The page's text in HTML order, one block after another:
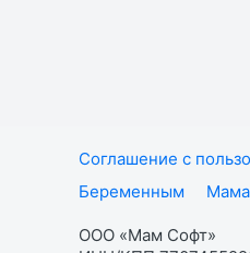
Соглашение с
Беременным
ООО «Мам Софт»